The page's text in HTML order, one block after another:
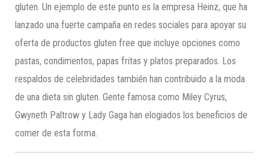
gluten. Un ejemplo de este punto es la empresa Heinz, que ha
lanzado una fuerte campaña en redes sociales para apoyar su
oferta de productos gluten free que incluye opciones como
pastas, condimentos, papas fritas y platos preparados. Los
respaldos de celebridades también han contribuido a la moda
de una dieta sin gluten. Gente famosa como Miley Cyrus,
Gwyneth Paltrow y Lady Gaga han elogiados los beneficios de
comer de esta forma.